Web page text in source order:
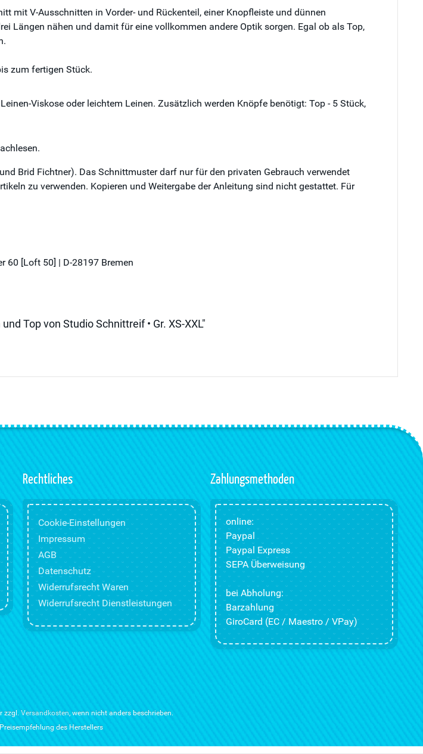
mit V-Ausschnitten in Vorder- und Rückenteil, einer Knopfleiste und dünnen
Längen nähen und damit für eine vollkommen andere Optik sorgen. Egal ob als Top,
zum fertigen Stück.
Viskose oder leichtem Leinen. Zusätzlich werden Knöpfe benötigt: Top - 5 Stück,
Brid Fichtner). Das Schnittmuster darf nur für den privaten Gebrauch verwendet
zu verwenden. Kopieren und Weitergabe der Anleitung sind nicht gestattet. Für
60 [Loft 50] | D-28197 Bremen
Top von Studio Schnittreif • Gr. XS-XXL"
Rechtliches
Cookie-Einstellungen
Impressum
AGB
Datenschutz
Widerrufsrecht Waren
Widerrufsrecht Dienstleistungen
Zahlungsmethoden
online:
Paypal
Paypal Express
SEPA Überweisung
bei Abholung:
Barzahlung
GiroCard (EC / Maestro / VPay)
zzgl. Versandkosten, wenn nicht anders beschrieben.
des Herstellers